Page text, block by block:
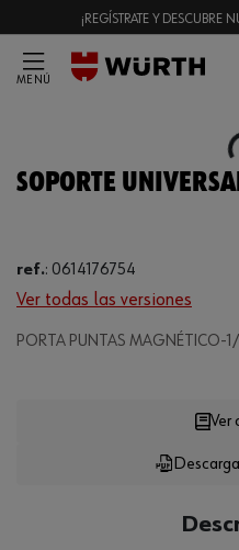
¡REGÍSTRATE Y DESCUBRE
MENÚ
SOPORTE
ref.: 0614176754
Ver todas las versiones
PORTA PUNTAS MAGNÉTICO-
Ver